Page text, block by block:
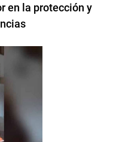
en la protección y